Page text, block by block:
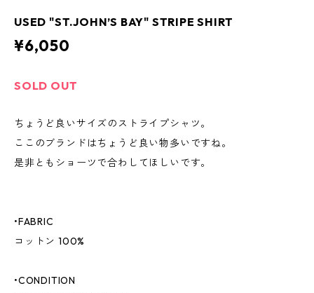
USED "ST.JOHN’S BAY" STRIPE SHIRT
¥6,050
SOLD OUT
ちょうど良いサイズのストライプシャツ。
ここのブランドはちょうど良い物多いですね。
是非ともショーツで合わしてほしいです。
•FABRIC
コットン 100%
•CONDITION